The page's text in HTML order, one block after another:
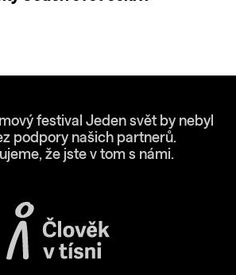
festival Jeden svět by nebyl
podpory našich partnerů.
že jste v tom s námi.